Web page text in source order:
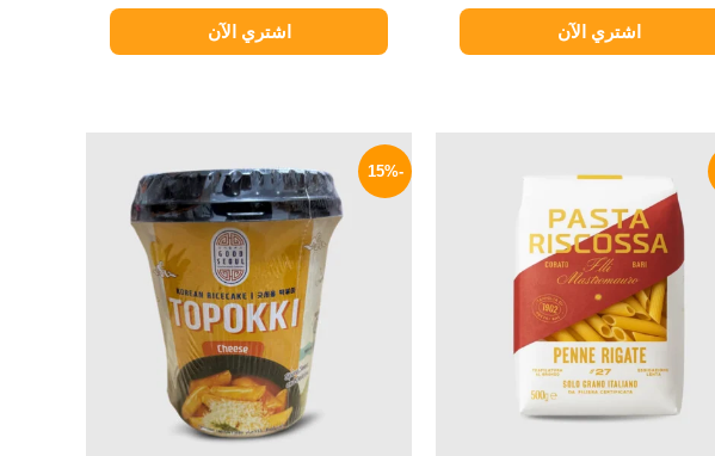
اشتري الآن اشتري الآن
هو:
190 EGP.
-15%
هو:
235 EGP.
هو:
199 EGP.